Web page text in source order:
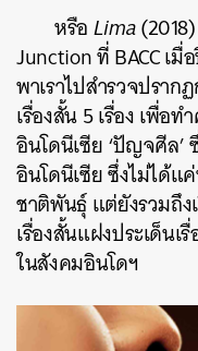
หรือLima
Junction ที่ BACC เ
พาเราไปสำรวจปรา
เรื่องสั้น 5 เรื่อง เพื่อ
อินโดนีเซีย ‘ปัญจศีล
อินโดนีเซีย ซึ่งไม่ได้
ชาติพันธุ์ แต่ยังรวมถึง
เรื่องสั้นแฝงประเด็นเ
ในสังคมอินโดฯ